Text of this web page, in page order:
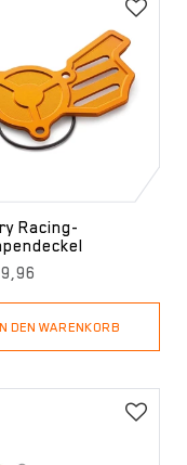
Racing-
DEN WARENKORB